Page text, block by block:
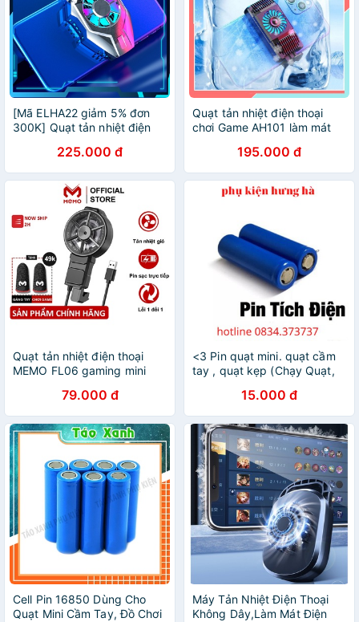
[Mã ELHA22 giảm 5% đơn
300K] Quạt tản nhiệt điện
cao cấp - Bảo hành 6 tháng
225.000 đ
Quạt tản nhiệt điện thoại
chơi Game AH101 làm mát
lạnh cho điện thoại Iphone,
Samsung
195.000 đ
Quạt tản nhiệt điện thoại
MEMO FL06 gaming mini
game pubg free fire liên
quân mobile
79.000 đ
<3 Pin quạt mini. quạt cầm
tay , quạt kẹp (Chạy Quạt,
15.000 đ
Cell Pin 16850 Dùng Cho
Quạt Mini Cầm Tay, Đồ Chơi
Máy Tản Nhiệt Điện Thoại
Không Dây,Làm Mát Điện